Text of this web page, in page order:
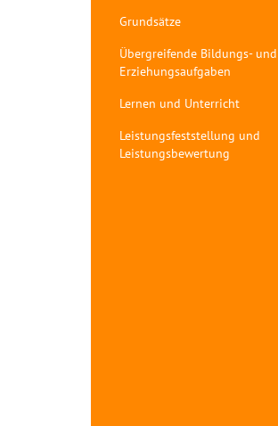
Grundsätze
Übergreifende Bildungs- und
Erziehungsaufgaben
Lernen und Unterricht
Leistungsfeststellung und
Leistungsbewertung